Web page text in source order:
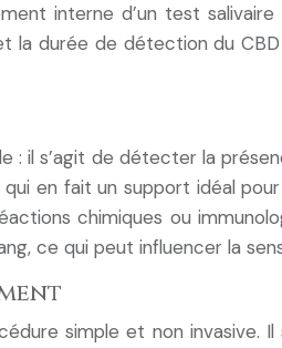
interne d’un test
durée de détection du
: il s’agit de détecter la
en fait un support idéal
chimiques ou
ce qui peut influencer la
simple et non invasive.